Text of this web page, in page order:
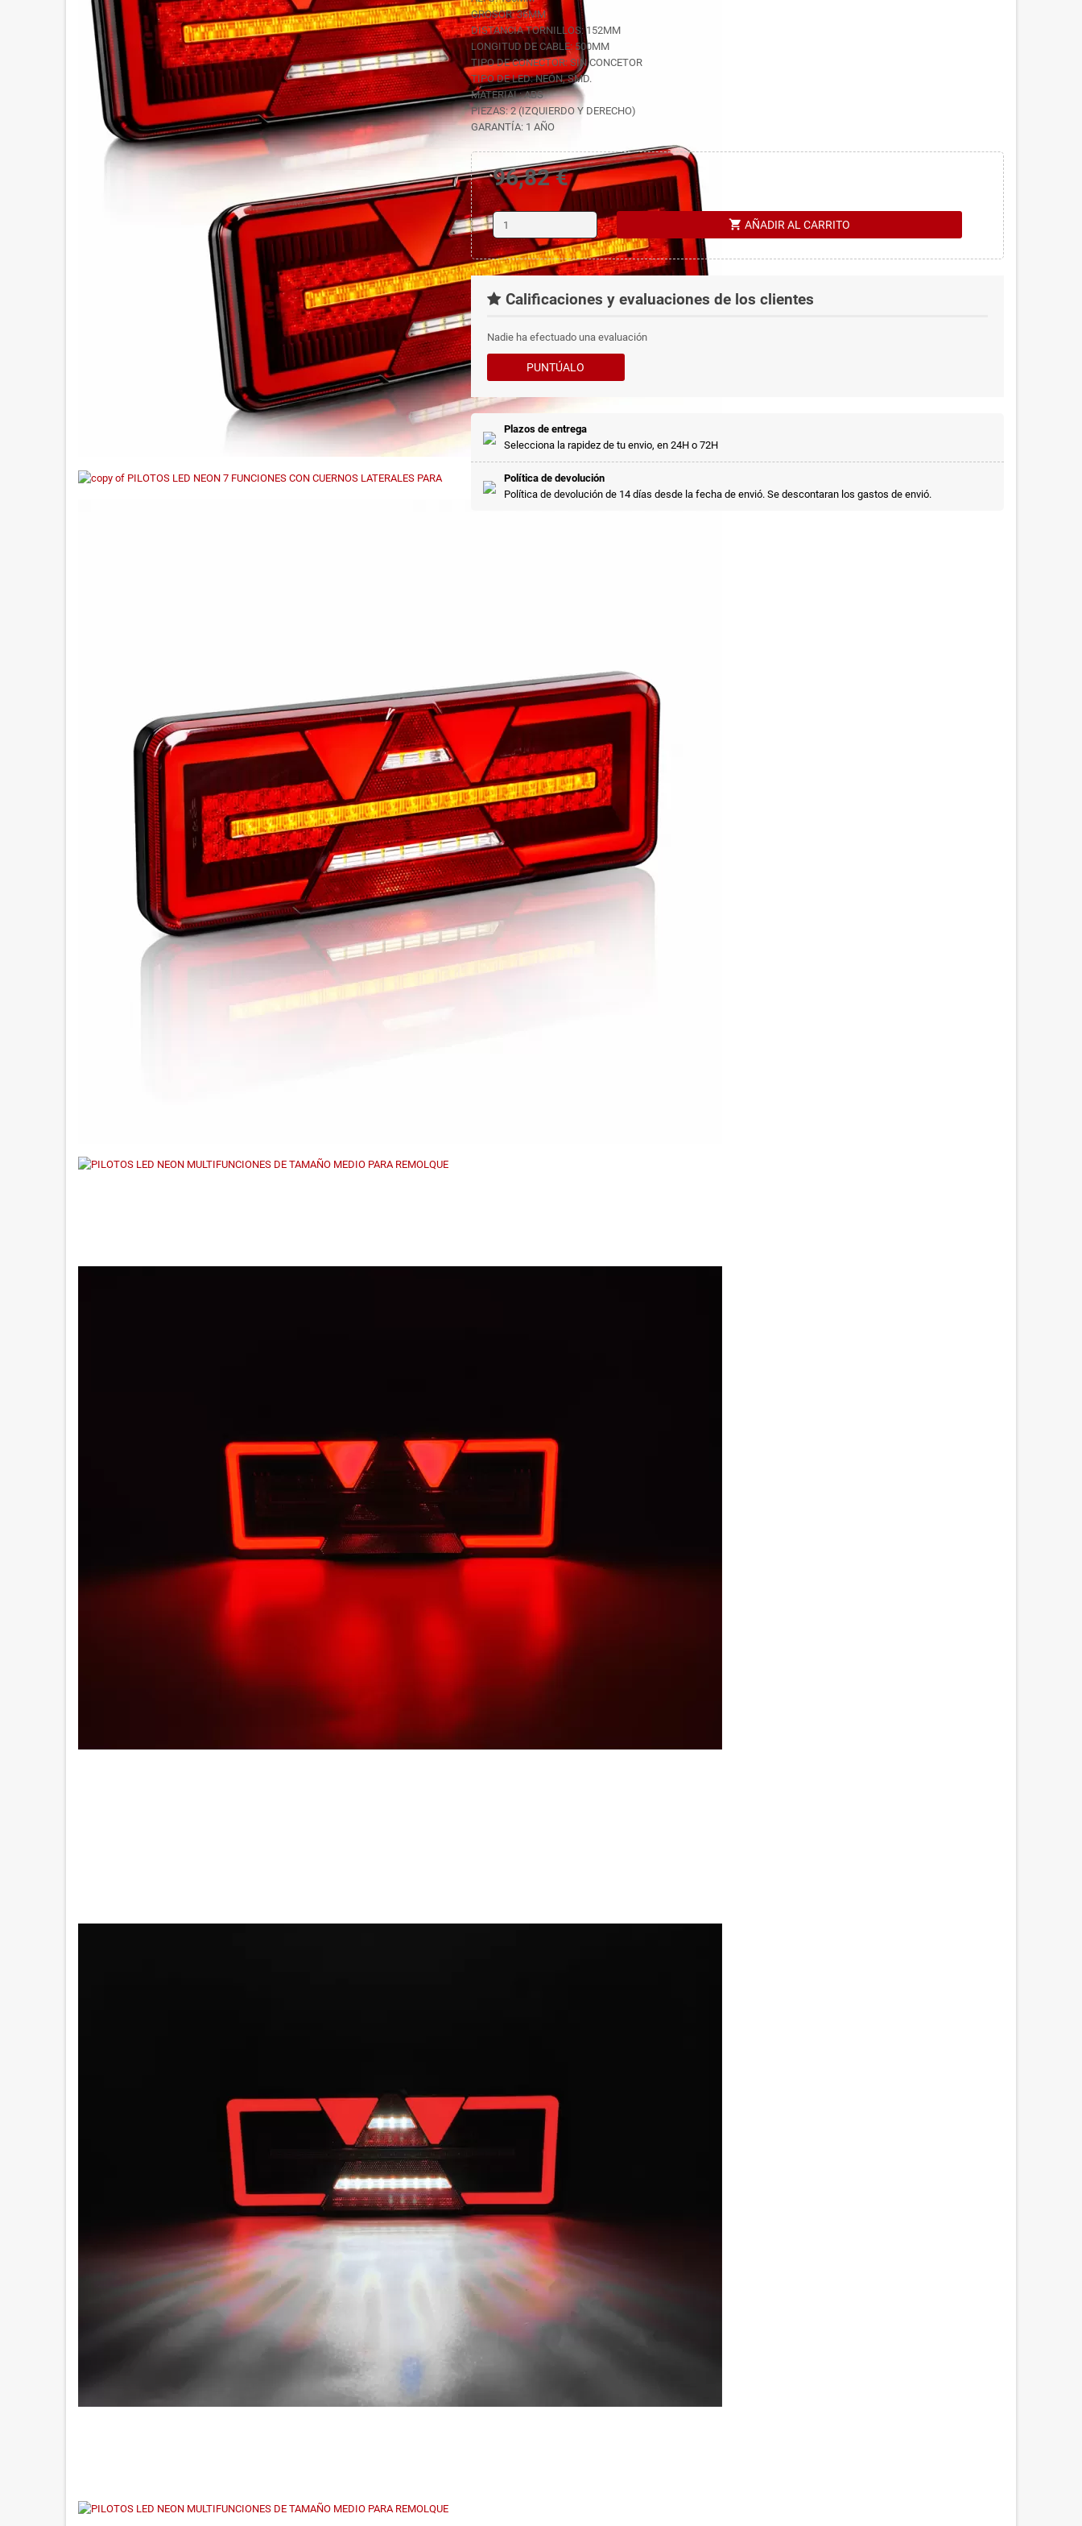
GROSOR: 36MM
DISTANCIA TORNILLOS: 152MM
LONGITUD DE CABLE: 500MM
TIPO DE CONECTOR: SIN CONCETOR
TIPO DE LED: NEÓN, SMD.
MATERIAL: ABS
PIEZAS: 2 (IZQUIERDO Y DERECHO)
GARANTÍA: 1 AÑO
96,82 €
shopping_cart AÑADIR AL CARRITO
Calificaciones y evaluaciones de los clientes
Nadie ha efectuado una evaluación
PUNTÚALO
Plazos de entrega
Selecciona la rapidez de tu envio, en 24H o 72H
Política de devolución
Política de devolución de 14 días desde la fecha de envió. Se descontaran los gastos de envió.